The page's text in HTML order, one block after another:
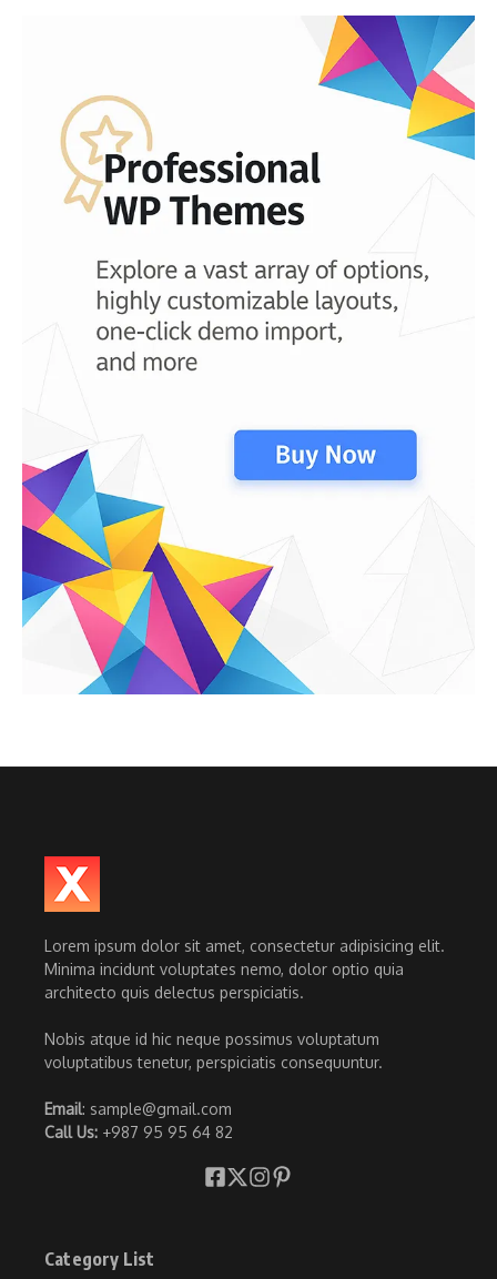
Lorem ipsum dolor sit amet, consectetur adipisicing elit.
Minima incidunt voluptates nemo, dolor optio quia
architecto quis delectus perspiciatis.
Nobis atque id hic neque possimus voluptatum
voluptatibus tenetur, perspiciatis consequuntur.
Email: sample@gmail.com
Call Us: +987 95 95 64 82
Category List